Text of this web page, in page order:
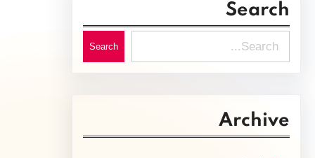
Search
e
c
Search
Archive